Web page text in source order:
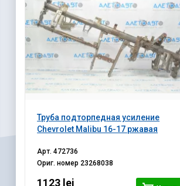
Труба подторпедная усиление
Chevrolet Malibu 16-17 ржавая
Арт.472736
Ориг. номер 23268038
1123 lei